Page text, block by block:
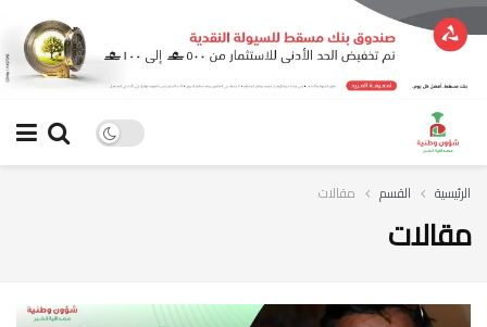
الرئيسية القسم مقالات
مقالات